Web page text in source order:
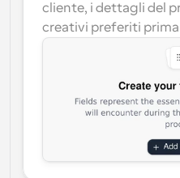
cliente, i dettagli del
creativi preferiti